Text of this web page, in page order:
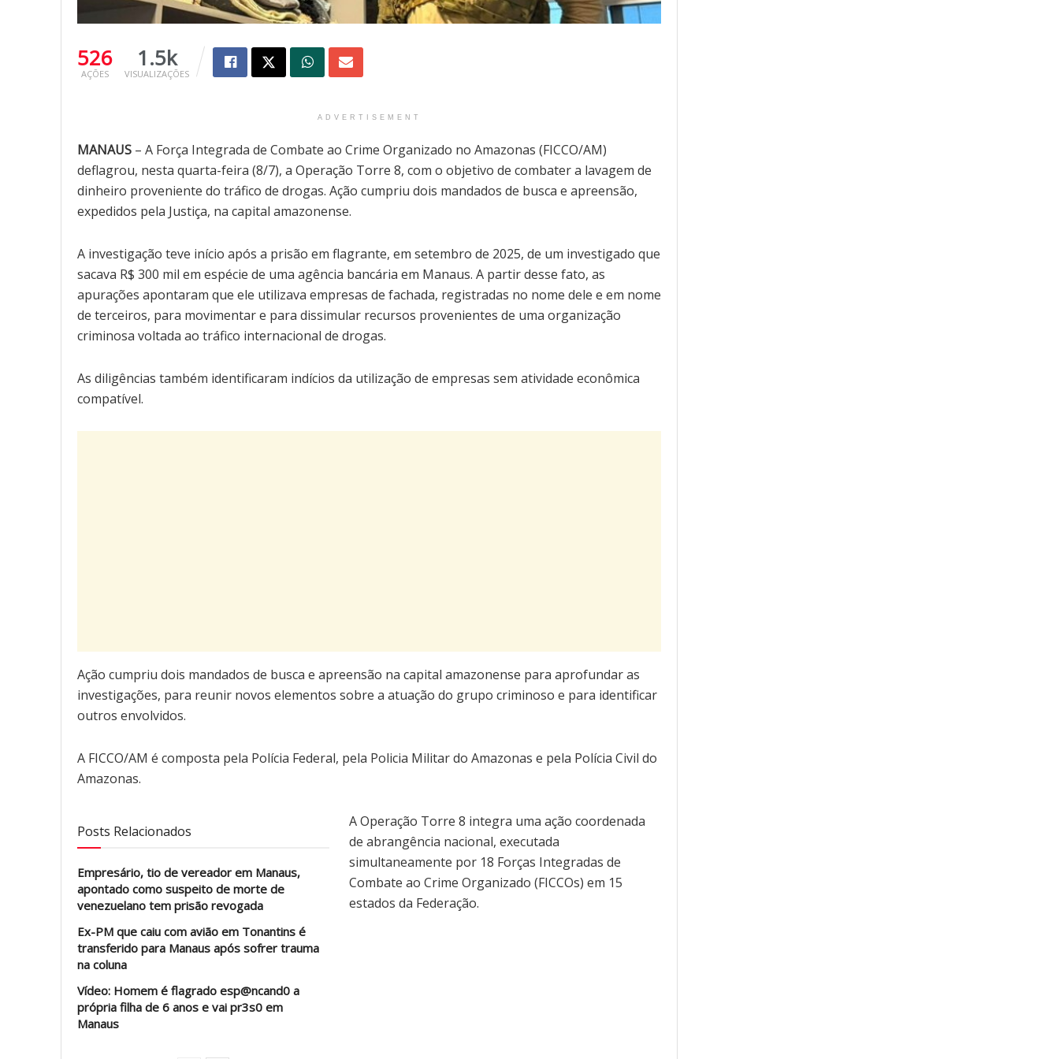
526
AÇÕES
1.5k
VISUALIZAÇÕES
ADVERTISEMENT
MANAUS – A Força Integrada de Combate ao Crime Organizado no Amazonas (FICCO/AM)
deflagrou, nesta quarta-feira (8/7), a Operação Torre 8, com o objetivo de combater a lavagem de
dinheiro proveniente do tráfico de drogas. Ação cumpriu dois mandados de busca e apreensão,
expedidos pela Justiça, na capital amazonense.
A investigação teve início após a prisão em flagrante, em setembro de 2025, de um investigado que
sacava R$ 300 mil em espécie de uma agência bancária em Manaus. A partir desse fato, as
apurações apontaram que ele utilizava empresas de fachada, registradas no nome dele e em nome
de terceiros, para movimentar e para dissimular recursos provenientes de uma organização
criminosa voltada ao tráfico internacional de drogas.
As diligências também identificaram indícios da utilização de empresas sem atividade econômica
compatível.
Ação cumpriu dois mandados de busca e apreensão na capital amazonense para aprofundar as
investigações, para reunir novos elementos sobre a atuação do grupo criminoso e para identificar
outros envolvidos.
A FICCO/AM é composta pela Polícia Federal, pela Policia Militar do Amazonas e pela Polícia Civil do
Amazonas.
Posts Relacionados
Empresário, tio de vereador em Manaus,
apontado como suspeito de morte de
venezuelano tem prisão revogada
Ex-PM que caiu com avião em Tonantins é
transferido para Manaus após sofrer trauma
na coluna
Vídeo: Homem é flagrado esp@ncand0 a
própria filha de 6 anos e vai pr3s0 em
Manaus
A Operação Torre 8 integra uma ação coordenada
de abrangência nacional, executada
simultaneamente por 18 Forças Integradas de
Combate ao Crime Organizado (FICCOs) em 15
estados da Federação.